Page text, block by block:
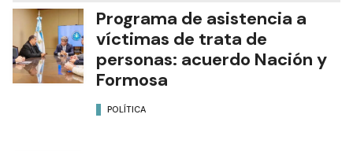
Programa de asistencia a
víctimas de trata de
personas: acuerdo Nación y
Formosa
POLÍTICA